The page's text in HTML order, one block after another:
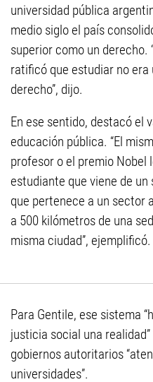
universidad pública
medio siglo el país
superior como un derecho.
ratificó que estudiar no era
derecho”, dijo.
En ese sentido, destacó el
educación pública. “El
profesor o el premio Nobel
estudiante que viene de
que pertenece a un sector
a 500 kilómetros de una
misma ciudad”, ejemplificó.
Para Gentile, ese sistema
justicia social una
gobiernos autoritarios
universidades”.